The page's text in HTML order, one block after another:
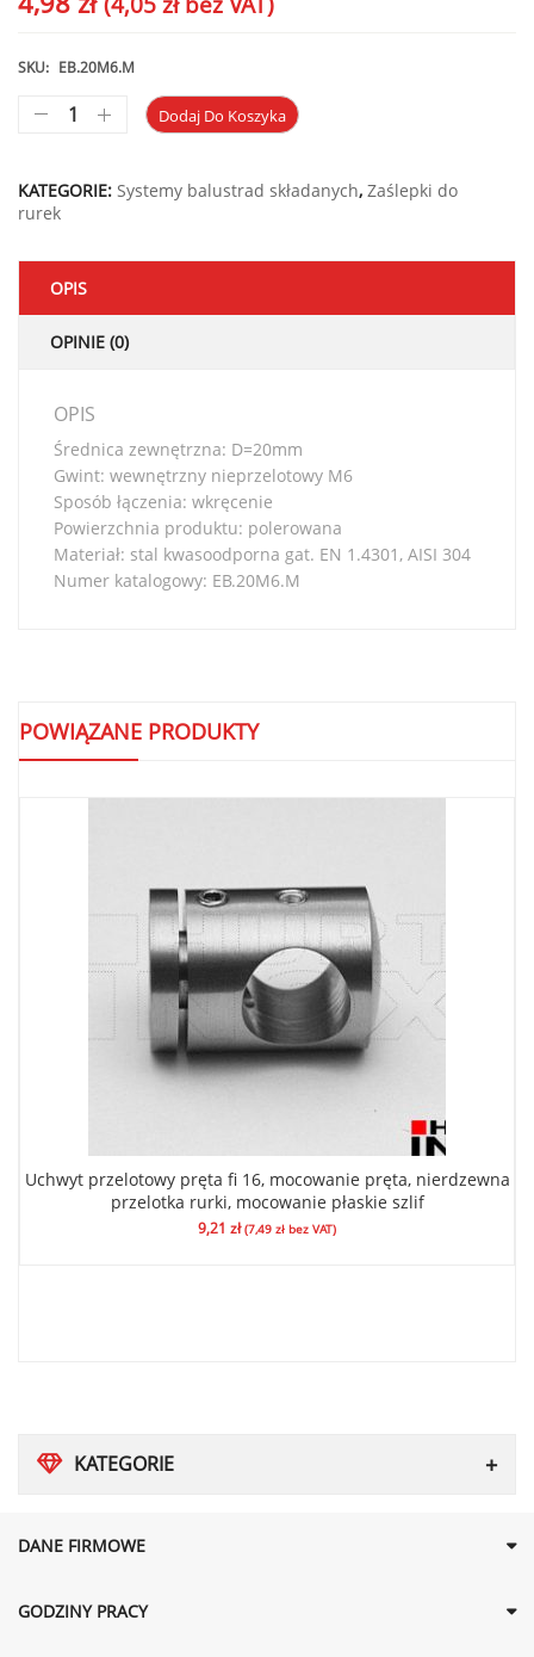
KATEGORIE
SKU: EB.20M6.M
Dodaj Do Koszyka
KATEGORIE: Systemy balustrad składanych, Zaślepki do
rurek
OPIS
OPINIE (0)
OPIS
Średnica zewnętrzna: D=20mm
Gwint: wewnętrzny nieprzelotowy M6
Sposób łączenia: wkręcenie
Powierzchnia produktu: polerowana
Materiał: stal kwasoodporna gat. EN 1.4301, AISI 304
Numer katalogowy: EB.20M6.M
POWIĄZANE PRODUKTY
Uchwyt przelotowy pręta fi 16, mocowanie pręta, nierdzewna
przelotka rurki, mocowanie płaskie szlif
9,21 zł (7,49 zł bez VAT)
DANE FIRMOWE
GODZINY PRACY